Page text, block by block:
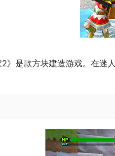
2》是款方块建造游戏。在